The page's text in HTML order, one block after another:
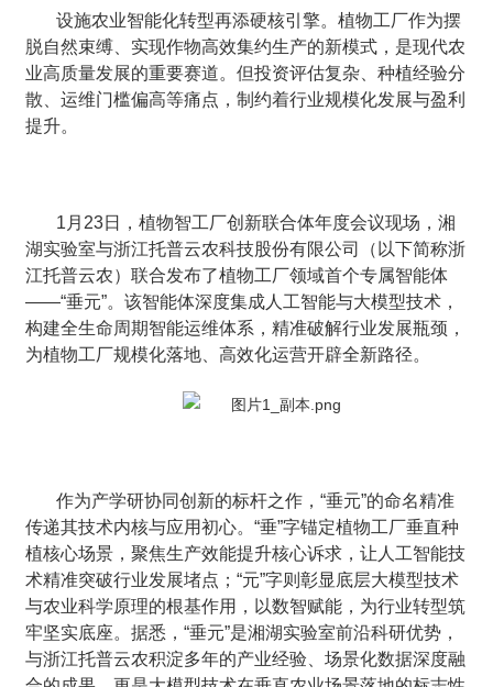
设施农业智能化转型再添硬核引擎。植物工厂作为摆
脱自然束缚、实现作物高效集约生产的新模式，是现代农
业高质量发展的重要赛道。但投资评估复杂、种植经验分
散、运维门槛偏高等痛点，制约着行业规模化发展与盈利
提升。
1月23日，植物智工厂创新联合体年度会议现场，湘
湖实验室与浙江托普云农科技股份有限公司（以下简称浙
江托普云农）联合发布了植物工厂领域首个专属智能体
——“垂元”。该智能体深度集成人工智能与大模型技术，
构建全生命周期智能运维体系，精准破解行业发展瓶颈，
为植物工厂规模化落地、高效化运营开辟全新路径。
作为产学研协同创新的标杆之作，“垂元”的命名精准
传递其技术内核与应用初心。“垂”字锚定植物工厂垂直种
植核心场景，聚焦生产效能提升核心诉求，让人工智能技
术精准突破行业发展堵点；“元”字则彰显底层大模型技术
与农业科学原理的根基作用，以数智赋能，为行业转型筑
牢坚实底座。据悉，“垂元”是湘湖实验室前沿科研优势，
与浙江托普云农积淀多年的产业经验、场景化数据深度融